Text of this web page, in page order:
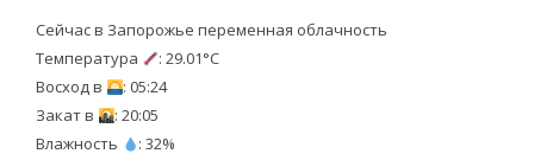
Сейчас в Запорожье переменная облачность
Температура
: 29.01°C
Восход в
: 05:24
Закат в
: 20:05
Влажность
: 32%